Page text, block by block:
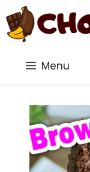
Saltar
al
contenido
Menu